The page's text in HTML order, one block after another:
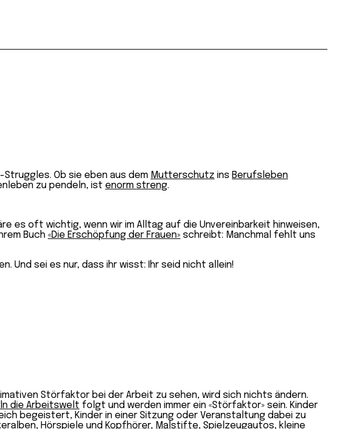
Ob sie eben aus dem Mutterschutz ins Berufsleben
zu pendeln, ist enorm streng.
es oft wichtig, wenn wir im Alltag auf die Unvereinbarkeit hinweisen,
Buch «Die Erschöpfung der Frauen» schreibt: Manchmal fehlt uns
Und sei es nur, dass ihr wisst: Ihr seid nicht allein!
Störfaktor bei der Arbeit zu sehen, wird sich nichts ändern.
die Arbeitswelt folgt und werden immer ein «Störfaktor» sein. Kinder
begeistert, Kinder in einer Sitzung oder Veranstaltung dabei zu
Hörspiele und Kopfhörer, Malstifte, Spielzeugautos, kleine